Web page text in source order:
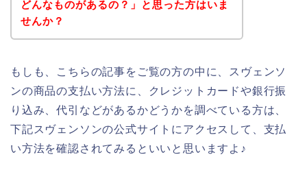
どんなものがあるの？」と思った方はいま
せんか？
もしも、こちらの記事をご覧の方の中に、スヴェンソ
ンの商品の支払い方法に、クレジットカードや銀行振
り込み、代引などがあるかどうかを調べている方は、
下記スヴェンソンの公式サイトにアクセスして、支払
い方法を確認されてみるといいと思いますよ♪